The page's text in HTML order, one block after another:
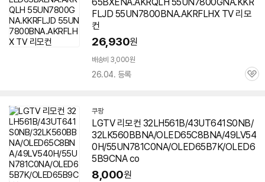
FLJD 55UN7800BNA.AKRFLHX TV 리모
컨
26,930원
배송비 3,000원
26.04. 등록
관
쿠팡
LGTV 리모컨 32LH561B/43UT641S0NB/
32LK560BBNA/OLED65C8BNA/49LV54
0H/55UN781C0NA/OLED65B7K/OLED6
5B9CNA co
8,000원